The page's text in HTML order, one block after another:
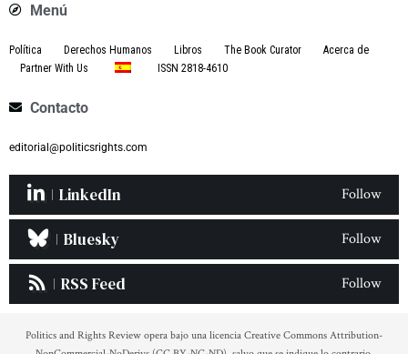
Menú
Política Derechos Humanos Libros The Book Curator
Acerca de
Partner With Us
ISSN 2818-4610
Contacto
editorial@politicsrights.com
LinkedIn Follow
Bluesky Follow
RSS Feed Follow
Politics and Rights Review opera bajo una licencia Creative Commons Attribution-